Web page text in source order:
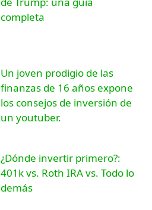
completa
Un joven prodigio de las
finanzas de 16 años expone
los consejos de inversión de
un youtuber.
¿Dónde invertir primero?:
401k vs. Roth IRA vs. Todo lo
demás